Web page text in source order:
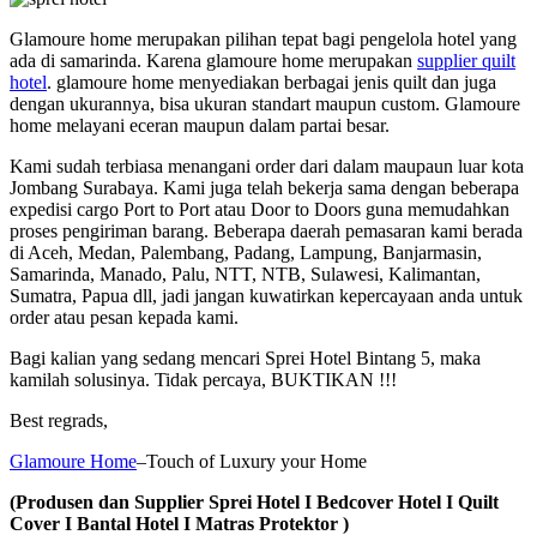
Glamoure home merupakan pilihan tepat bagi pengelola hotel yang
ada di samarinda. Karena glamoure home merupakan supplier quilt
hotel. glamoure home menyediakan berbagai jenis quilt dan juga
dengan ukurannya, bisa ukuran standart maupun custom. Glamoure
home melayani eceran maupun dalam partai besar.
Kami sudah terbiasa menangani order dari dalam maupaun luar kota
Jombang Surabaya. Kami juga telah bekerja sama dengan beberapa
expedisi cargo Port to Port atau Door to Doors guna memudahkan
proses pengiriman barang. Beberapa daerah pemasaran kami berada
di Aceh, Medan, Palembang, Padang, Lampung, Banjarmasin,
Samarinda, Manado, Palu, NTT, NTB, Sulawesi, Kalimantan,
Sumatra, Papua dll, jadi jangan kuwatirkan kepercayaan anda untuk
order atau pesan kepada kami.
Bagi kalian yang sedang mencari Sprei Hotel Bintang 5, maka
kamilah solusinya. Tidak percaya, BUKTIKAN !!!
Best regrads,
Glamoure Home–Touch of Luxury your Home
(Produsen dan Supplier Sprei Hotel I Bedcover Hotel I Quilt
Cover I Bantal Hotel I Matras Protektor )